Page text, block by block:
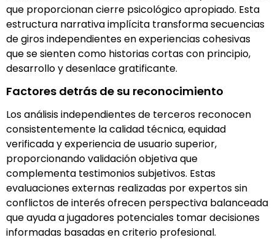
que proporcionan cierre psicológico apropiado. Esta
estructura narrativa implícita transforma secuencias
de giros independientes en experiencias cohesivas
que se sienten como historias cortas con principio,
desarrollo y desenlace gratificante.
Factores detrás de su reconocimiento
Los análisis independientes de terceros reconocen
consistentemente la calidad técnica, equidad
verificada y experiencia de usuario superior,
proporcionando validación objetiva que
complementa testimonios subjetivos. Estas
evaluaciones externas realizadas por expertos sin
conflictos de interés ofrecen perspectiva balanceada
que ayuda a jugadores potenciales tomar decisiones
informadas basadas en criterio profesional.